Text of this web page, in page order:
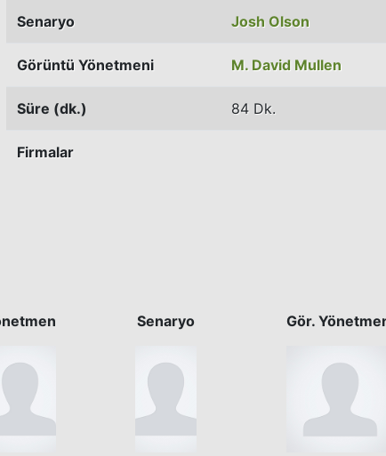
Senaryo Josh Olson
Görüntü Yönetmeni M. David Mullen
Süre (dk.) 84 Dk.
Firmalar
Senaryo Gör.